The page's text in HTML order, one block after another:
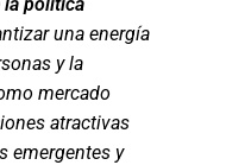
una energía
y la
mercado
atractivas
emergentes y